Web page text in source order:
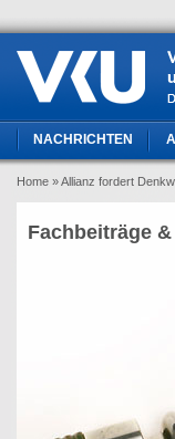
NACHRICHTEN
Home » Allianz fordert
Fachbeiträge